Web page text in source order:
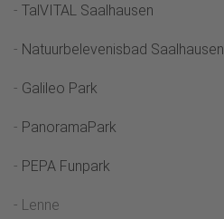
- TalVITAL Saalhausen
- Natuurbelevenisbad Saalhausen
- Galileo Park
- PanoramaPark
- PEPA Funpark
- Lenne